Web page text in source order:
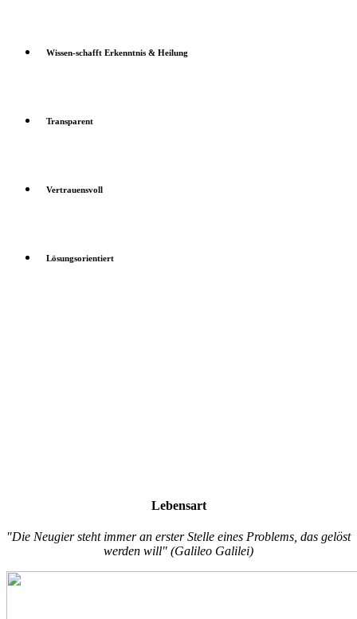
Wissen-schafft Erkenntnis & Heilung
Transparent
Vertrauensvoll
Lösungsorientiert
Lebensart
"Die Neugier steht immer an erster Stelle eines Problems, das gelöst
werden will" (Galileo Galilei)